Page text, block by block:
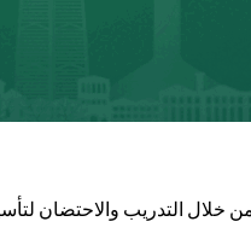
خلال التدريب والاحتضان